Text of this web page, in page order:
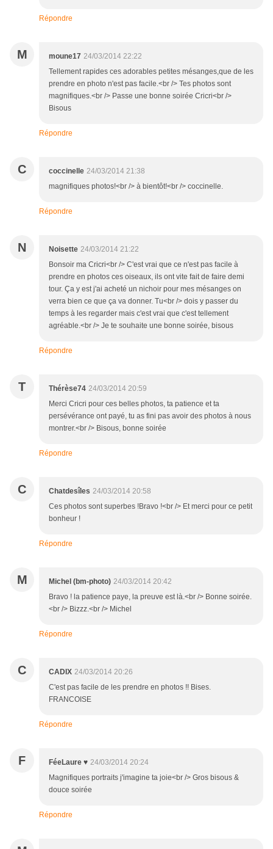
Répondre
M moune17 24/03/2014 22:22
Tellement rapides ces adorables petites mésanges,que de les
prendre en photo n'est pas facile.<br /> Tes photos sont
magnifiques.<br /> Passe une bonne soirée Cricri<br />
Bisous
Répondre
C coccinelle 24/03/2014 21:38
magnifiques photos!<br /> à bientôt!<br /> coccinelle.
Répondre
N Noisette 24/03/2014 21:22
Bonsoir ma Cricri<br /> C'est vrai que ce n'est pas facile à
prendre en photos ces oiseaux, ils ont vite fait de faire demi
tour. Ça y est j'ai acheté un nichoir pour mes mésanges on
verra bien ce que ça va donner. Tu<br /> dois y passer du
temps à les regarder mais c'est vrai que c'est tellement
agréable.<br /> Je te souhaite une bonne soirée, bisous
Répondre
T Thérèse74 24/03/2014 20:59
Merci Cricri pour ces belles photos, ta patience et ta
persévérance ont payé, tu as fini pas avoir des photos à nous
montrer.<br /> Bisous, bonne soirée
Répondre
C Chatdesîles 24/03/2014 20:58
Ces photos sont superbes !Bravo !<br /> Et merci pour ce petit
bonheur !
Répondre
M Michel (bm-photo) 24/03/2014 20:42
Bravo ! la patience paye, la preuve est là.<br /> Bonne soirée.
<br /> Bizzz.<br /> Michel
Répondre
C CADIX 24/03/2014 20:26
C'est pas facile de les prendre en photos !! Bises.
FRANCOISE
Répondre
F FéeLaure ♥ 24/03/2014 20:24
Magnifiques portraits j'imagine ta joie<br /> Gros bisous &
douce soirée
Répondre